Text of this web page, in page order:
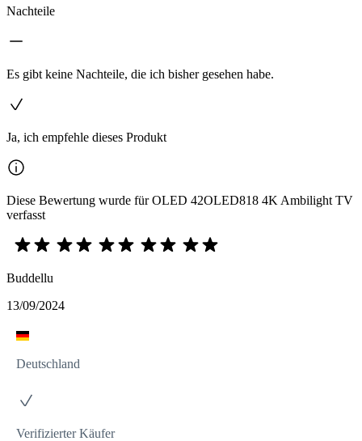
Nachteile
Es gibt keine Nachteile, die ich bisher gesehen habe.
Ja, ich empfehle dieses Produkt
Diese Bewertung wurde für OLED 42OLED818 4K Ambilight TV
verfasst
Buddellu
13/09/2024
Deutschland
Verifizierter Käufer